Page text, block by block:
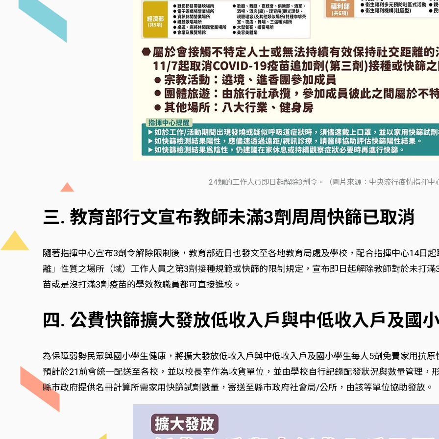
24類的工作人員即日起解除3劑令。（圖片來源：中央流行疫情指揮中
三. 教育部行文宣布教師未滿3劑周周快篩已取消
隨著指揮中心宣布3劑令解除限制後，教育部近日也發文至各地教育局處及學校，配合指揮中心14日
離」性質之場所（域）工作人員之第3劑接種規範或快篩的限制規定，宣布即日起解除教師對於未打
苗或是沒打滿3劑疫苗的學效教職員都可直接進校。
四. 公費快篩擴大發放低收入戶與中低收入戶及國
為保障弱勢民眾與國小學生健康，將擴大發放低收入戶與中低收入戶及國小學生每人5劑免費家用抗
預計於21前會統一配送至各校，並以校長室作為收貨單位，並由學校自行記錄配發狀況與數量管理，
縣市政府提供名冊計算所需家用快篩試劑數量，寄送至縣市政府社會局/公所，由該等單位協助發放。